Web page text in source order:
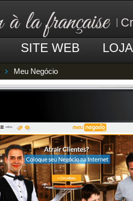
SITE WEB
Meu Negócio